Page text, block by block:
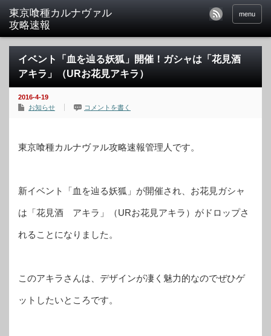
東京喰種カルナヴァル
攻略速報
menu
イベント「血を辿る妖狐」開催！ガシャは「花見酒
アキラ」（URお花見アキラ）
2016-4-19
お知らせ
コメントを書く
東京喰種カルナヴァル攻略速報管理人です。
新イベント「血を辿る妖狐」が開催され、お花見ガシャ
は「花見酒 アキラ」（URお花見アキラ）がドロップさ
れることになりました。
このアキラさんは、デザインが凄く魅力的なのでぜひゲ
ットしたいところです。